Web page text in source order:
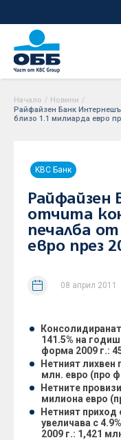
Начало / Новини /
Райфайзен Банк
близо 1.1 милиарда евро
KBC Банк
отчита
печалба от
евро през
08 април 2011
141.5% на
форма 2009 г.:
Нетният лихвен
млн. евро (про
Нетните
милиона евро
Нетният приход
увеличава с
2009 г.: 1,421